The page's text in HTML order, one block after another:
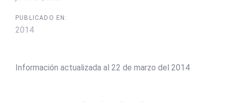
PUBLICADO EN:
2014
Información actualizada al 22 de marzo del 2014